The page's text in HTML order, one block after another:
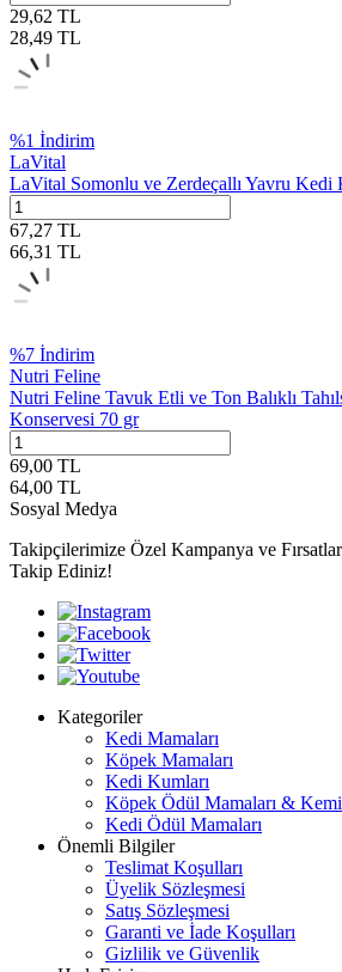
29,62 TL
28,49 TL
%1 İndirim
LaVital
LaVital Somonlu ve Zerdeçallı Yavru Kedi
67,27 TL
66,31 TL
%7 İndirim
Nutri Feline
Nutri Feline Tavuk Etli ve Ton Balıklı
Konservesi 70 gr
69,00 TL
64,00 TL
Sosyal Medya
Takipçilerimize Özel Kampanya ve
Takip Ediniz!
Kategoriler
Kedi Mamaları
Köpek Mamaları
Kedi Kumları
Köpek Ödül Mamaları &
Kedi Ödül Mamaları
Önemli Bilgiler
Teslimat Koşulları
Üyelik Sözleşmesi
Satış Sözleşmesi
Garanti ve İade Koşulları
Gizlilik ve Güvenlik